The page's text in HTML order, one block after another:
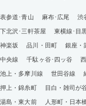
表参道･青山 麻布･広尾 渋
下北沢･三軒茶屋
東横線･目
神楽坂
品川・田町 銀座・
中央線
千駄ヶ谷･四ッ谷
池上・多摩川線
世田谷線
押上・錦糸町
目白・雑司が
湯島・東大前
人形町・日本